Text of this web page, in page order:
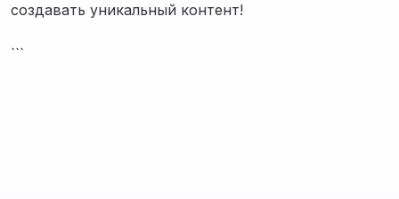
создавать уникальный контент!
```